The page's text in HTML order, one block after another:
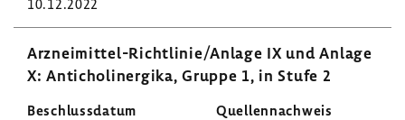
10.12.2022
Arzneimittel-​Richtlinie/Anlage IX und Anlage
X: Anti­cho­li­ner­gika, Gruppe 1, in Stufe 2